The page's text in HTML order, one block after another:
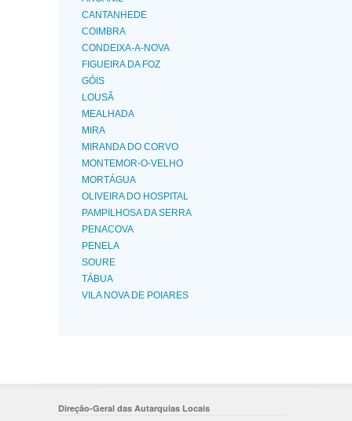
CANTANHEDE
COIMBRA
CONDEIXA-A-NOVA
FIGUEIRA DA FOZ
GÓIS
LOUSÃ
MEALHADA
MIRA
MIRANDA DO CORVO
MONTEMOR-O-VELHO
MORTÁGUA
OLIVEIRA DO HOSPITAL
PAMPILHOSA DA SERRA
PENACOVA
PENELA
SOURE
TÁBUA
VILA NOVA DE POIARES
Direção-Geral das Autarquias Locais